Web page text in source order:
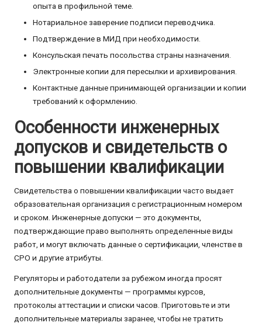
опыта в профильной теме.
Нотариальное заверение подписи переводчика.
Подтверждение в МИД при необходимости.
Консульская печать посольства страны назначения.
Электронные копии для пересылки и архивирования.
Контактные данные принимающей организации и копии
требований к оформлению.
Особенности инженерных
допусков и свидетельств о
повышении квалификации
Свидетельства о повышении квалификации часто выдает
образовательная организация с регистрационным номером
и сроком. Инженерные допуски — это документы,
подтверждающие право выполнять определенные виды
работ, и могут включать данные о сертификации, членстве в
СРО и другие атрибуты.
Регуляторы и работодатели за рубежом иногда просят
дополнительные документы — программы курсов,
протоколы аттестации и списки часов. Приготовьте и эти
дополнительные материалы заранее, чтобы не тратить